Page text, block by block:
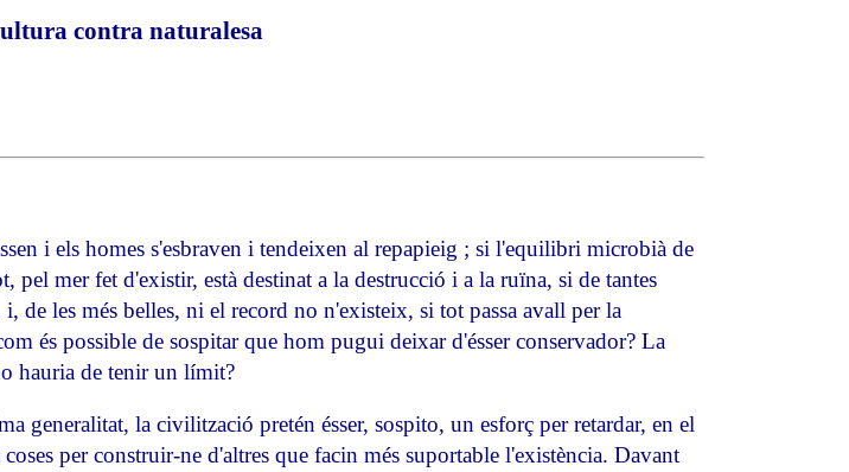
contra naturalesa
i els homes s'esbraven i tendeixen al repapieig ; si l'equilibri microbià de
pel mer fet d'existir, està destinat a la destrucció i a la ruïna, si de tantes
de les més belles, ni el record no n'existeix, si tot passa avall per la
és possible de sospitar que hom pugui deixar d'ésser conservador? La
hauria de tenir un límit?
generalitat, la civilització pretén ésser, sospito, un esforç per retardar, en el
per construir-ne d'altres que facin més suportable l'existència. Davant